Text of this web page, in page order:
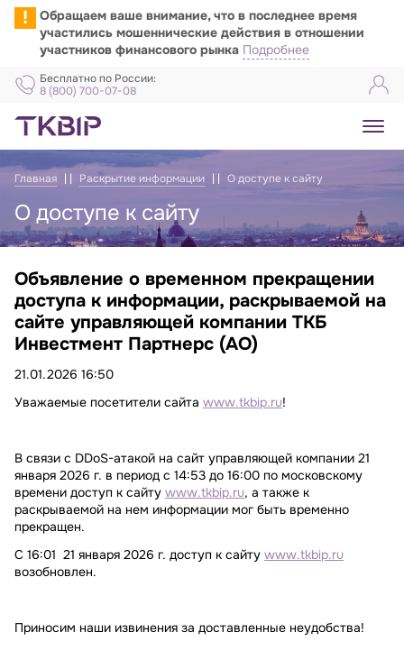
!
Обращаем ваше внимание, что в последнее время
участились мошеннические действия в отношении
участников финансового рынка Подробнее
Бесплатно по России:
8 (800) 700-07-08
Главная Раскрытие информации О доступе к сайту
О доступе к сайту
Объявление о доступе к сайту
Объявление о временном прекращении
доступа к информации, раскрываемой на
сайте управляющей компании ТКБ
Инвестмент Партнерс (АО)
21.01.2026 16:50
Уважаемые посетители сайта www.tkbip.ru!
В связи с DDoS-атакой на сайт управляющей компании 21
января 2026 г. в период с 14:53 до 16:00 по московскому
времени доступ к сайту www.tkbip.ru, а также к
раскрываемой на нем информации мог быть временно
прекращен.
С 16:01 21 января 2026 г. доступ к сайту www.tkbip.ru
возобновлен.
Приносим наши извинения за доставленные неудобства!